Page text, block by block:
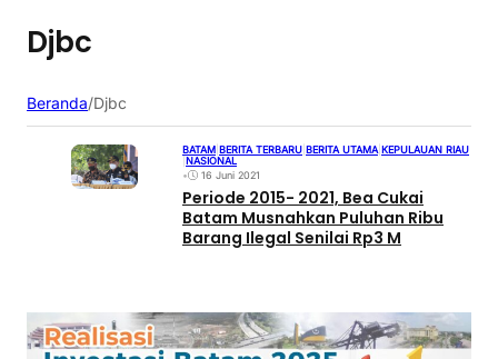
Djbc
Beranda/Djbc
BATAM BERITA TERBARU BERITA UTAMA KEPULAUAN RIAU
NASIONAL
•
16 Juni 2021
Periode 2015- 2021, Bea Cukai
Batam Musnahkan Puluhan Ribu
Barang Ilegal Senilai Rp3 M